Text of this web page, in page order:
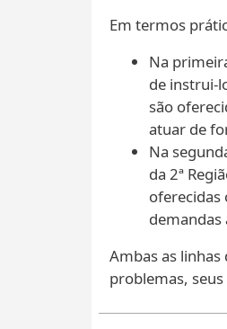
Em termos
Na
de instrui-
são
atuar de
Na
da 2ª
oferecidas
demandas
Ambas as
problemas,